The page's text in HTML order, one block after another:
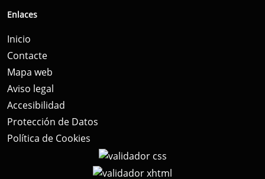
Enlaces
Inicio
Contacte
Mapa web
Aviso legal
Accesibilidad
Protección de Datos
Política de Cookies